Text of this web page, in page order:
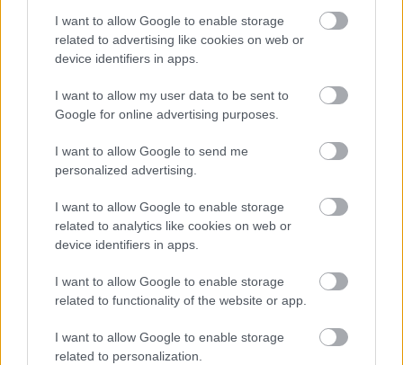
I want to allow Google to enable storage
related to advertising like cookies on web or
device identifiers in apps.
I want to allow my user data to be sent to
Google for online advertising purposes.
I want to allow Google to send me
personalized advertising.
I want to allow Google to enable storage
related to analytics like cookies on web or
device identifiers in apps.
I want to allow Google to enable storage
related to functionality of the website or app.
I want to allow Google to enable storage
related to personalization.
nombre d'apnées et de respirations superficielles,
amélioré l'estime de soi, et a eu un bon effet sur la
réduction de la somnolence diurne et la satisfaction
globale du traitement. Il est intéressant de noter que
l'utilisation de médicamentsà base de cannabis et
pas justifiée.
Des recherches supplémentaires sont nécessaires
dans tous les cas susmentionnés.
Utile? Partagez-le sur Facebook!